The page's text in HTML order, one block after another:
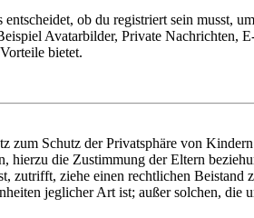
ob du registriert sein musst,
Avatarbilder, Private Nachrichten,
bietet.
zum Schutz der Privatsphäre von
die Zustimmung der Eltern
zutrifft, ziehe einen rechtlichen
jeglicher Art ist; außer solchen,